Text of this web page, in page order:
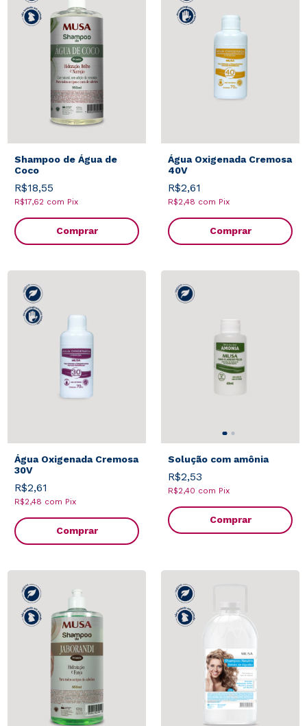
Shampoo de Água de
Coco
R$18,55
R$17,62 com Pix
Comprar
Água Oxigenada Cremosa
40V
R$2,61
R$2,48 com Pix
Comprar
Água Oxigenada Cremosa
30V
R$2,61
R$2,48 com Pix
Comprar
Solução com amônia
R$2,53
R$2,40 com Pix
Comprar